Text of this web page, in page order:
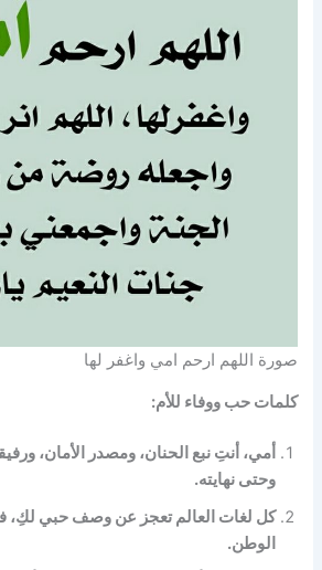
صورة اللهم ارحم امي واغفر لها
كلمات حب ووفاء للأم:
أمي، أنتِ نبع الحنان، ومصدر الأمان،
وحتى نهايته.
كل لغات العالم تعجز عن وصف حبي لكِ،
الوطن.